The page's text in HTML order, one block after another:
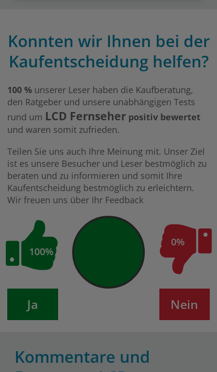
Konnten wir Ihnen bei der
Kaufentscheidung helfen?
100 % unserer Leser haben die Kaufberatung,
den Ratgeber und unsere unabhängigen Tests
rund um LCD Fernseher positiv bewertet
und waren somit zufrieden.
Teilen Sie uns auch Ihre Meinung mit. Unser Ziel
ist es unsere Besucher und Leser bestmöglich zu
beraten und zu informieren und somit Ihre
Kaufentscheidung bestmöglich zu erleichtern.
Wir freuen uns über Ihr Feedback
100%
0%
Ja Nein
Kommentare und